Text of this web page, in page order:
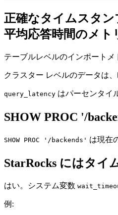
正確なタイムスタ
平均応答時間のメト
テーブルレベルのインポートメ
クラスター レベルのデータは、
query_latency はパーセンタイ
SHOW PROC '/
SHOW PROC '/backends' は現在
StarRocks にはタイ
はい。システム変数
例: